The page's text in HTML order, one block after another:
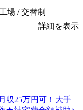
場 / 交替制
詳細を表示